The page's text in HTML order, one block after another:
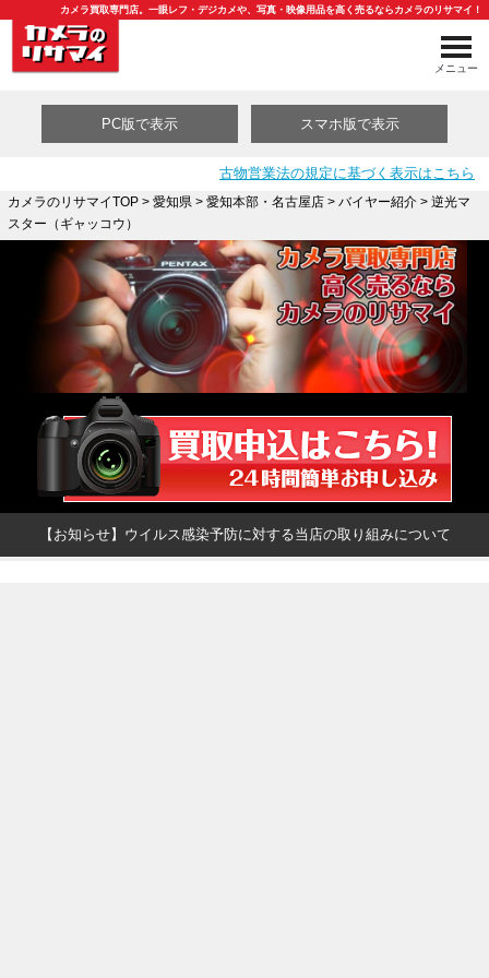
カメラ買取専門店。一眼レフ・デジカメや、写真・映像用品を高く売るならカメラのリサマイ！
メニュー
PC版で表示 スマホ版で表示
古物営業法の規定に基づく表示はこちら
カメラのリサマイTOP> 愛知県 > 愛知本部・名古屋店> バイヤー紹介> 逆光マ
スター（ギャッコウ）
【お知らせ】ウイルス感染予防に対する当店の取り組みについて